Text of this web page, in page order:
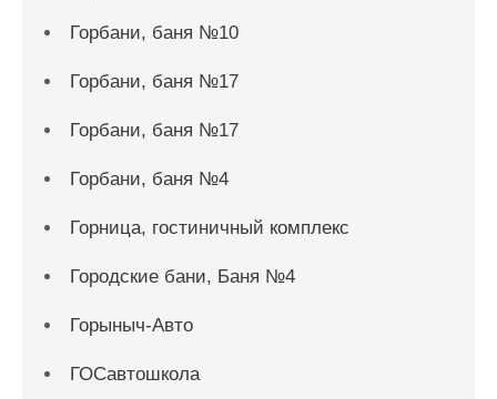
Горбани, баня №10
Горбани, баня №17
Горбани, баня №17
Горбани, баня №4
Горница, гостиничный комплекс
Городские бани, Баня №4
Горыныч-Авто
ГОСавтошкола